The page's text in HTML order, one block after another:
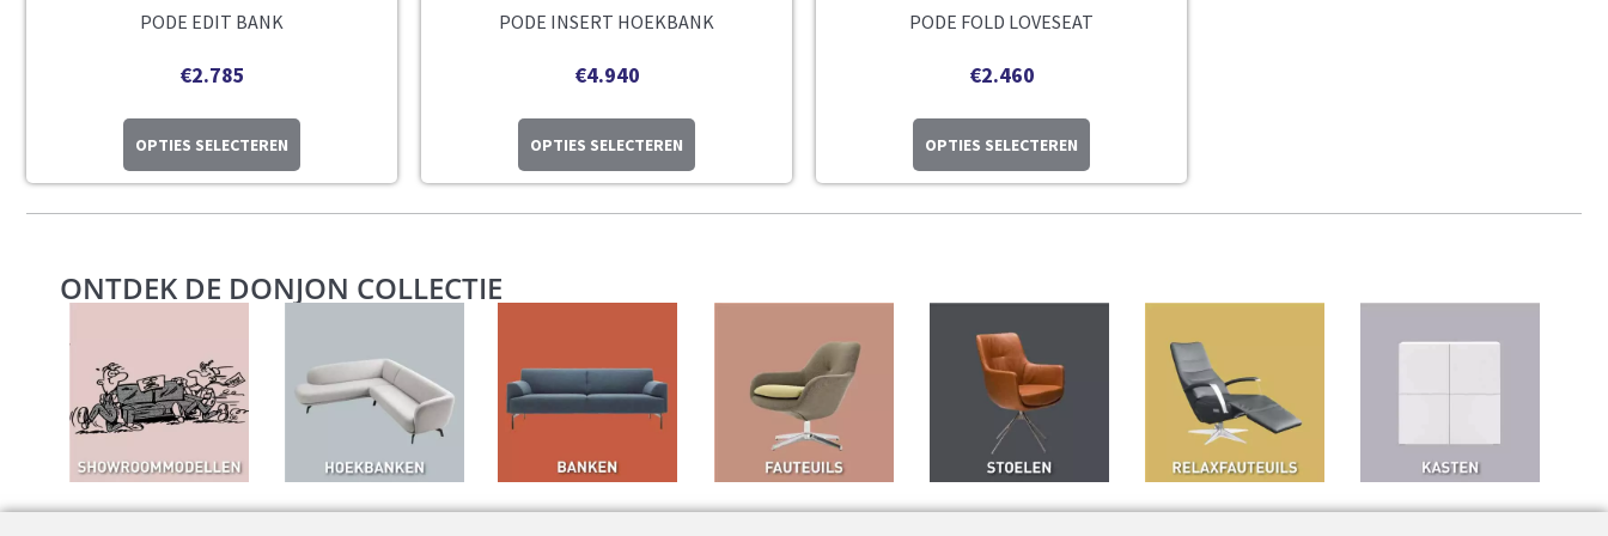
PODE EDIT BANK
€2.785
OPTIES SELECTEREN
PODE INSERT HOEKBANK
€4.940
OPTIES SELECTEREN
PODE FOLD LOVESEAT
€2.460
OPTIES SELECTEREN
ONTDEK DE DONJON COLLECTIE